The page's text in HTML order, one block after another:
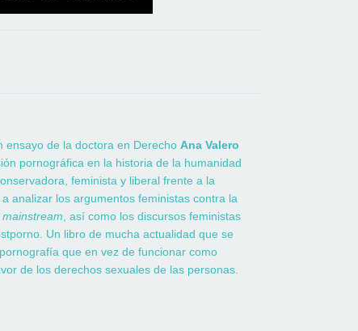
ensayo de la doctora en Derecho Ana Valero
pornográfica en la historia de la humanidad
feminista y liberal frente a la
analizar los argumentos feministas contra la
mainstream , así como los discursos feministas
Un libro de mucha actualidad que se
que en vez de funcionar como
de los derechos sexuales de las personas.